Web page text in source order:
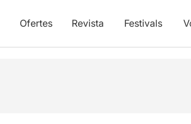
Ofertes Revista Festivals